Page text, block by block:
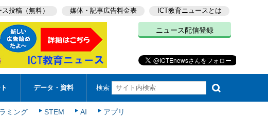
投稿（無料） 媒体・記事広告料金表 ICT教育ニュースとは
ニュース配信登録
データ・資料 検索
ミング STEM AI アプリ